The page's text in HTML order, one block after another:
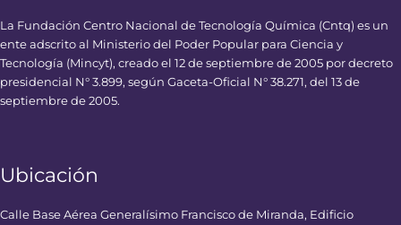
La Fundación Centro Nacional de Tecnología Química (Cntq) es un
ente adscrito al Ministerio del Poder Popular para Ciencia y
Tecnología (Mincyt), creado el 12 de septiembre de 2005 por decreto
presidencial N° 3.899, según Gaceta-Oficial N° 38.271, del 13 de
septiembre de 2005.
Ubicación
Calle Base Aérea Generalísimo Francisco de Miranda, Edificio